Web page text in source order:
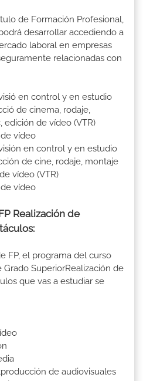
de Formación Profesional,
desarrollar accediendo a
laboral en empresas
relacionadas con
en control y en estudio
de cinema, rodaje,
de vídeo (VTR)
vídeo
en control y en estudio
de cine, rodaje, montaje
vídeo (VTR)
vídeo
Realización de
FP, el programa del curso
SuperiorRealización de
que vas a estudiar se
de audiovisuales